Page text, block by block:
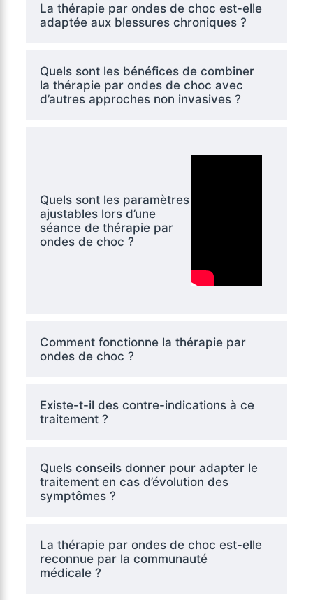
La thérapie par ondes de choc est-elle
adaptée aux blessures chroniques ?
Quels sont les bénéfices de combiner
la thérapie par ondes de choc avec
d’autres approches non invasives ?
Quels sont les paramètres
ajustables lors d’une
séance de thérapie par
ondes de choc ?
Comment fonctionne la thérapie par
ondes de choc ?
Existe-t-il des contre-indications à ce
traitement ?
Quels conseils donner pour adapter le
traitement en cas d’évolution des
symptômes ?
La thérapie par ondes de choc est-elle
reconnue par la communauté
médicale ?